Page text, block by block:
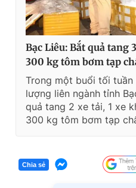
Bạc Liêu: Bắt quả tang
300 kg tôm bơm tạp
Trong một buổi tối
lượng liên ngành tỉnh
quả tang 2 xe tải, 1 xe
300 kg tôm bơm tạp
Chia sẻ